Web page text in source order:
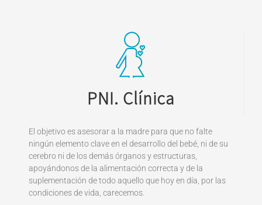
PNI. Clínica
El objetivo es asesorar a la madre para que no falte
ningún elemento clave en el desarrollo del bebé, ni de su
cerebro ni de los demás órganos y estructuras,
apoyándonos de la alimentación correcta y de la
suplementación de todo aquello que hoy en día, por las
condiciones de vida, carecemos.